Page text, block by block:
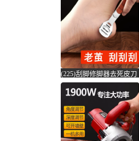
(simtone旗舰店仅售122.65
元)
(225)刮脚修脚器去死皮刀
老茧磨脚神器脚皮工具脚
底脚后跟刨-钢筋切割工具
(齐开雅致专卖店仅售13.8
元)